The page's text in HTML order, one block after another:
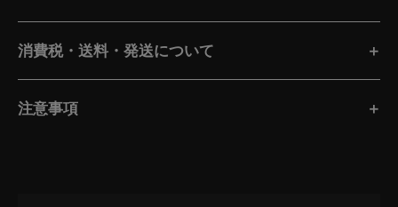
消費税・送料・発送について
注意事項